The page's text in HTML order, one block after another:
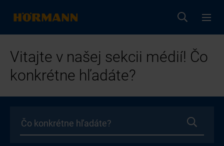
Vitajte v našej sekcii médií! Čo
konkrétne hľadáte?